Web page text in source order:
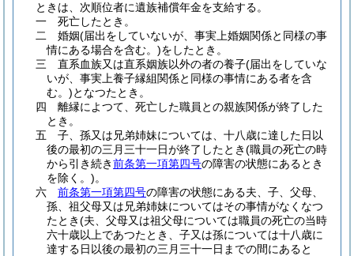
ときは、次順位者に遺族補償年金を支給する。
一
死亡したとき。
二
婚姻(届出をしていないが、事実上婚姻関係と同様の事
情にある場合を含む。)をしたとき。
三
直系血族又は直系姻族以外の者の養子(届出をしていな
いが、事実上養子縁組関係と同様の事情にある者を含
む。)となつたとき。
四
離縁によつて、死亡した職員との親族関係が終了した
とき。
五
子、孫又は兄弟姉妹については、十八歳に達した日以
後の最初の三月三十一日が終了したとき(職員の死亡の時
から引き続き前条第一項第四号の障害の状態にあるとき
を除く。)。
六
前条第一項第四号の障害の状態にある夫、子、父母、
孫、祖父母又は兄弟姉妹についてはその事情がなくなつ
たとき(夫、父母又は祖父母については職員の死亡の当時
六十歳以上であつたとき、子又は孫については十八歳に
達する日以後の最初の三月三十一日までの間にあると